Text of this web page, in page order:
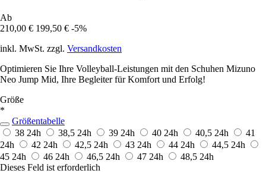
Ab
210,00 € 199,50 € -5%
inkl. MwSt. zzgl. Versandkosten
Optimieren Sie Ihre Volleyball-Leistungen mit den Schuhen Mizuno
Neo Jump Mid, Ihre Begleiter für Komfort und Erfolg!
Größe
*
Größentabelle
38 24h 38,5 24h 39 24h 40 24h 40,5 24h
41
24h
42 24h 42,5 24h 43 24h 44 24h 44,5 24h
45 24h 46 24h 46,5 24h 47 24h 48,5 24h
Dieses Feld ist erforderlich